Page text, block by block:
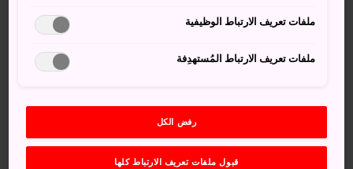
ملفات تعريف الارتباط الوظيفية
ملفات تعريف الارتباط المُستهدِفة
رفض الكل
قبول ملفات تعريف الارتباط كلها